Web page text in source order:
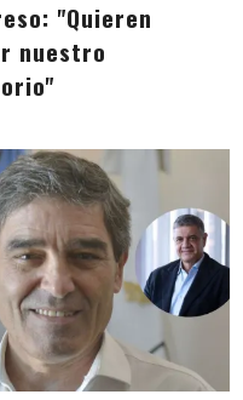
"Quieren
nuestro